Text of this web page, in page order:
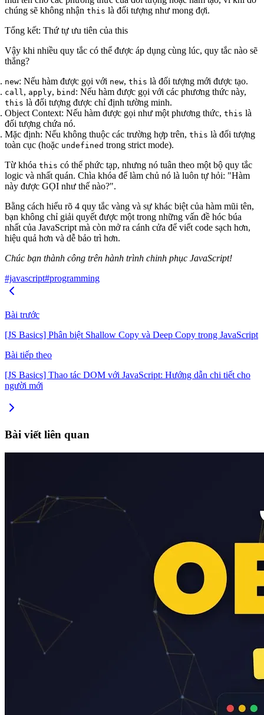
chúng sẽ không nhận this là đối tượng như mong đợi.
Tổng kết: Thứ tự ưu tiên của this
Vậy khi nhiều quy tắc có thể được áp dụng cùng lúc, quy tắc nào sẽ
thắng?
new: Nếu hàm được gọi với new, this là đối tượng mới được tạo.
call, apply, bind : Nếu hàm được gọi với các phương thức này,
this là đối tượng được chỉ định tường minh.
Object Context: Nếu hàm được gọi như một phương thức, this là
đối tượng chứa nó.
Mặc định: Nếu không thuộc các trường hợp trên, this là đối tượng
toàn cục (hoặc undefined trong strict mode).
Từ khóa this có thể phức tạp, nhưng nó tuân theo một bộ quy tắc
logic và nhất quán. Chìa khóa để làm chủ nó là luôn tự hỏi: "Hàm
này được GỌI như thế nào?".
Bằng cách hiểu rõ 4 quy tắc vàng và sự khác biệt của hàm mũi tên,
bạn không chỉ giải quyết được một trong những vấn đề hóc búa
nhất của JavaScript mà còn mở ra cánh cửa để viết code sạch hơn,
hiệu quả hơn và dễ bảo trì hơn.
Chúc bạn thành công trên hành trình chinh phục JavaScript!
#javascript#programming
Bài trước
[JS Basics] Phân biệt Shallow Copy và Deep Copy trong JavaScript
Bài tiếp theo
[JS Basics] Thao tác DOM với JavaScript: Hướng dẫn chi tiết cho
người mới
Bài viết liên quan